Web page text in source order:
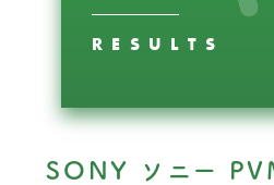
RESULTS
SONY ソニー